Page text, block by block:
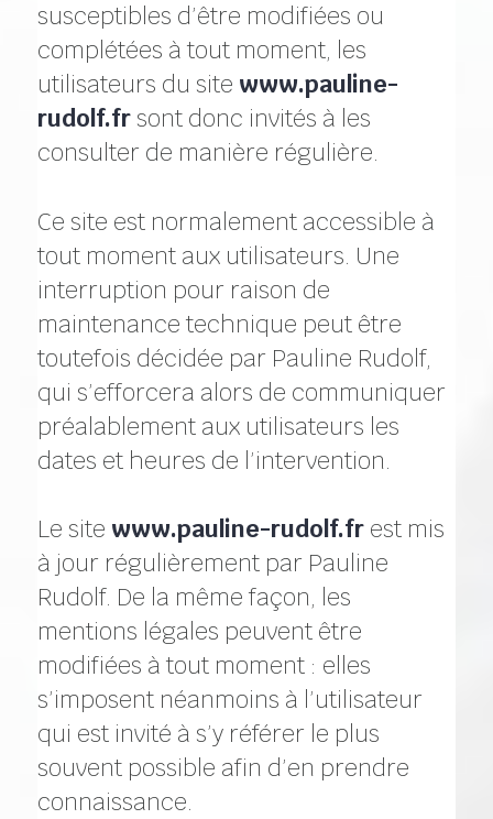
susceptibles d’être modifiées ou
complétées à tout moment, les
utilisateurs du site www.pauline-
rudolf.fr sont donc invités à les
consulter de manière régulière.
Ce site est normalement accessible à
tout moment aux utilisateurs. Une
interruption pour raison de
maintenance technique peut être
toutefois décidée par Pauline Rudolf,
qui s’efforcera alors de communiquer
préalablement aux utilisateurs les
dates et heures de l’intervention.
Le site www.pauline-rudolf.fr est mis
à jour régulièrement par Pauline
Rudolf. De la même façon, les
mentions légales peuvent être
modifiées à tout moment : elles
s’imposent néanmoins à l’utilisateur
qui est invité à s’y référer le plus
souvent possible afin d’en prendre
connaissance.